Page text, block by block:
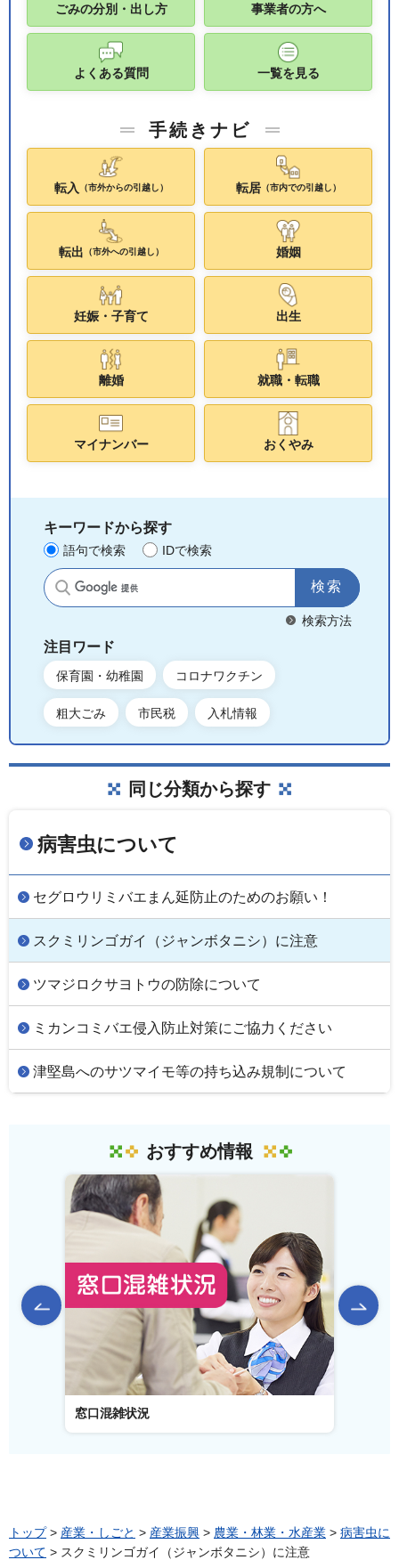
ごみの分別・出し方 事業者の方へ
よくある質問 一覧を見る
手続きナビ
転入 （市外からの引越し） 転居（市内での引越し）
転出 （市外への引越し） 婚姻
妊娠・子育て 出生
離婚 就職・転職
マイナンバー おくやみ
キーワードから探す
語句で検索 IDで検索
サイト内検索
検索方法
注目ワード
保育園・幼稚園 コロナワクチン
粗大ごみ 市民税 入札情報
同じ分類から探す
病害虫について
セグロウリミバエまん延防止のためのお願い！
スクミリンゴガイ（ジャンボタニシ）に注意
ツマジロクサヨトウの防除について
ミカンコミバエ侵入防止対策にご協力ください
津堅島へのサツマイモ等の持ち込み規制について
おすすめ情報
前のスライドを表示
窓口混雑状況
トップ> 産業・しごと > 産業振興 > 農業・林業・水産業 > 病害虫に
ついて > スクミリンゴガイ（ジャンボタニシ）に注意